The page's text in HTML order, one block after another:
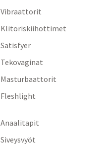
Vibraattorit
Klitoriskiihottimet
Satisfyer
Tekovaginat
Masturbaattorit
Fleshlight
Anaalitapit
Siveysvyöt